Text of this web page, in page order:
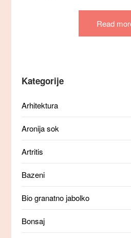
Read
Kategorije
Arhitektura
Aronija sok
Artritis
Bazeni
Bio granatno jabolko
Bonsaj